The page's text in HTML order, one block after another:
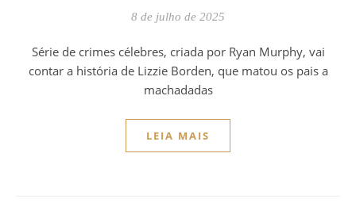
8 de julho de 2025
Série de crimes célebres, criada por Ryan Murphy, vai
contar a história de Lizzie Borden, que matou os pais a
machadadas
LEIA MAIS